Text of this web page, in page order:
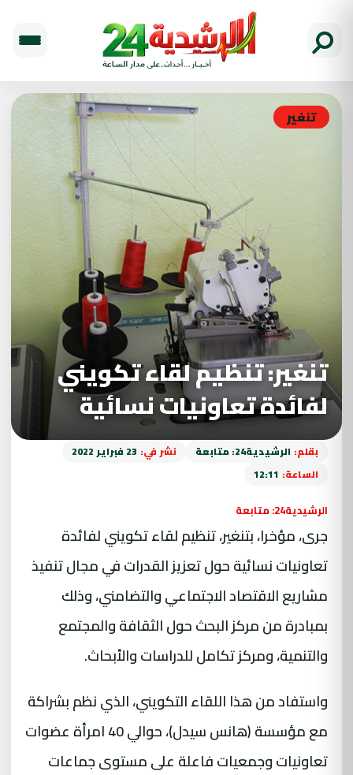
تنغير
تنغير: تنظيم لقاء تكويني
لفائدة تعاونيات نسائية
بقلم: الرشيدية24: متابعة نشر في: 23 فبراير 2022
الساعة: 12:11
الرشيدية24: متابعة
جرى، مؤخرا، بتنغير، تنظيم لقاء تكويني لفائدة
تعاونيات نسائية حول تعزيز القدرات في مجال تنفيذ
مشاريع الاقتصاد الاجتماعي والتضامني، وذلك
بمبادرة من مركز البحث حول الثقافة والمجتمع
والتنمية، ومركز تكامل للدراسات والأبحاث.
واستفاد من هذا اللقاء التكويني، الذي نظم بشراكة
مع مؤسسة (هانس سيدل)، حوالي 40 امرأة عضوات
تعاونيات وجمعيات فاعلة على مستوى جماعات